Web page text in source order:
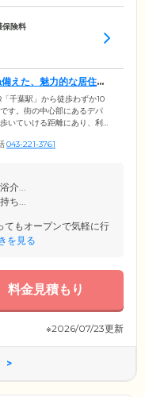
保険料
えた、魅力的な居住環
千葉駅」から徒歩わずか10
す。街の中心部にあるデパ
いていける距離にあり、利
ム自体は閑静な住宅街のな
利な「無料送迎サービス」
ます。
043-221-3761
介...
ち...
てもオープンで気軽に行
を見る
料金見積もり
※2026/07/23更新